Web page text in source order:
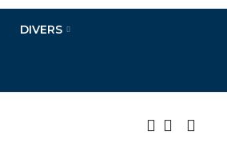
DIVERS